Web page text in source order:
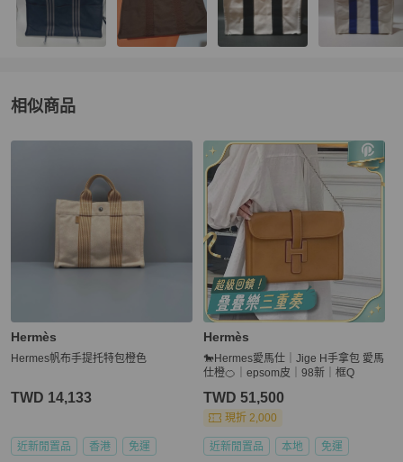
相似商品
更多相似Hermès女包推薦精品
Hermès
Hermes帆布手提托特包橙色
TWD 14,133
近新閒置品 香港 免運
Hermès
🐎Hermes愛馬仕｜Jige H手拿包 愛馬
仕橙🍊｜epsom皮｜98新｜框Q
TWD 51,500
現折 2,000
近新閒置品 本地 免運